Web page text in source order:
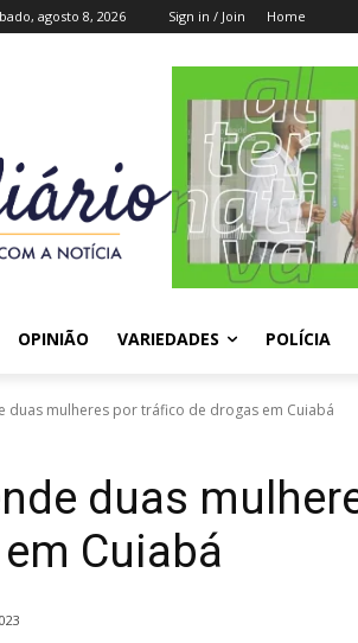
agosto 8, 2026 Sign in / Join Home
OPINIÃO VARIEDADES POLÍCIA
duas mulheres por tráfico de drogas em Cuiabá
duas
Cuiabá